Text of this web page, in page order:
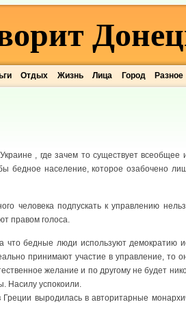
Отдых Жизнь Лица Город Разное
, где зачем то существует
бедное население, которое озабочено
человека подпускать к управлению
правом голоса.
что бедные люди используют демократию
принимают участие в управление, то
желание и по другому не будет
Насилу успокоили.
выродилась в авторитарные